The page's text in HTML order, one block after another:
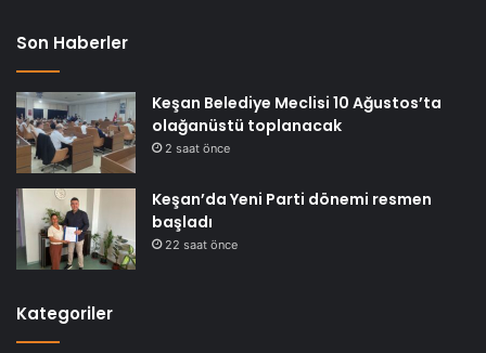
Son Haberler
Keşan Belediye Meclisi 10 Ağustos’ta
olağanüstü toplanacak
2 saat önce
Keşan’da Yeni Parti dönemi resmen
başladı
22 saat önce
Kategoriler